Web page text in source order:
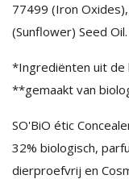
77499 (Iron
(Sunflower) Seed Oil.
*Ingrediënten uit de
**gemaakt van
SO'BiO étic
32% biologisch,
dierproefvrij en